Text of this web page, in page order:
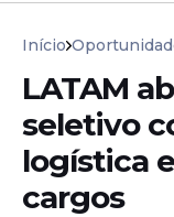
Início
LATAM
seletivo
logística
cargos